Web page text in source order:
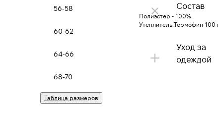
56-58
60-62
64-66
68-70
Таблица размеров
Состав
Полиэстер - 100%
Утеплитель:Термофин 100
Уход за
одеждой